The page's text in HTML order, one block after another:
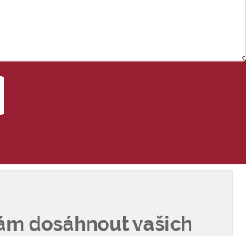
dosáhnout vašich